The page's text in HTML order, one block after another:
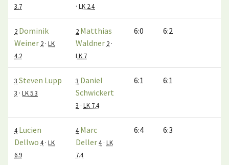
3.7
· LK 2.4
2 Dominik
Weiner 2 · LK
4.2
2 Matthias
Waldner 2 ·
LK 7
6:0 6:2
3 Steven Lupp
3 · LK 5.3
3 Daniel
Schwickert
3 · LK 7.4
6:1 6:1
4 Lucien
Dellwo 4 · LK
6.9
4 Marc
Deller4 · LK
7.4
6:4 6:3